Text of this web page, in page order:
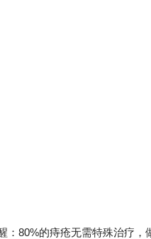
：80%的痔疮无需特殊治疗，